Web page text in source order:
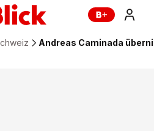
Andreas Caminada